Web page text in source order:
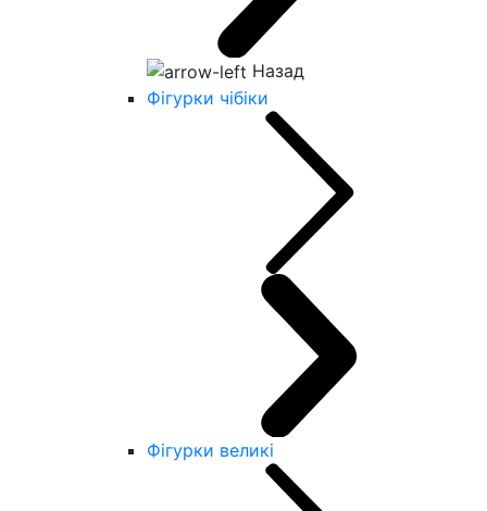
Назад
Фігурки чібіки
Фігурки великі